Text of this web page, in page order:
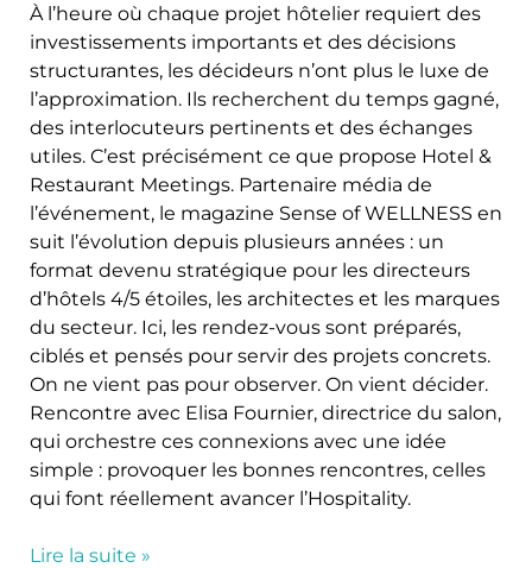
À l’heure où chaque projet hôtelier requiert des
investissements importants et des décisions
structurantes, les décideurs n’ont plus le luxe de
l’approximation. Ils recherchent du temps gagné,
des interlocuteurs pertinents et des échanges
utiles. C’est précisément ce que propose Hotel &
Restaurant Meetings. Partenaire média de
l’événement, le magazine Sense of WELLNESS en
suit l’évolution depuis plusieurs années : un
format devenu stratégique pour les directeurs
d’hôtels 4/5 étoiles, les architectes et les marques
du secteur. Ici, les rendez-vous sont préparés,
ciblés et pensés pour servir des projets concrets.
On ne vient pas pour observer. On vient décider.
Rencontre avec Elisa Fournier, directrice du salon,
qui orchestre ces connexions avec une idée
simple : provoquer les bonnes rencontres, celles
qui font réellement avancer l’Hospitality.
Lire la suite »